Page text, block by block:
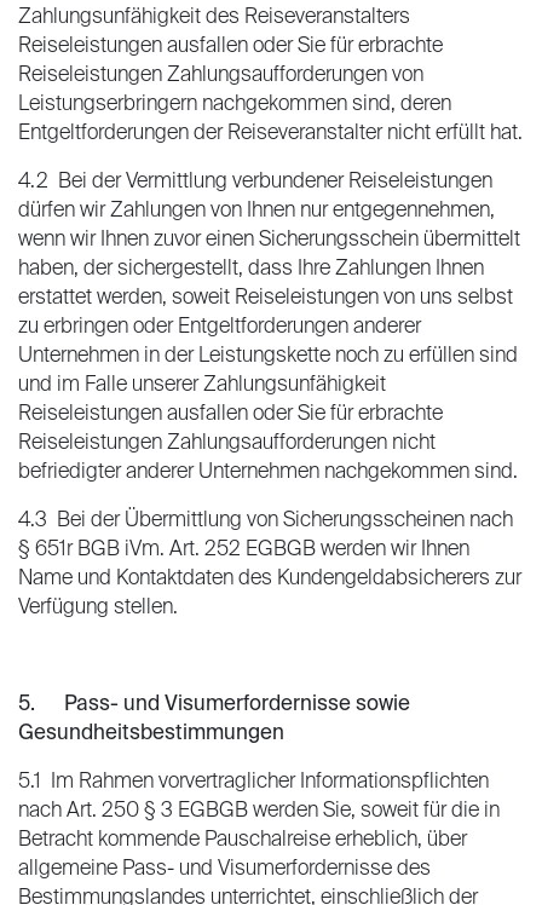
Zahlungsunfähigkeit des Reiseveranstalters
Reiseleistungen ausfallen oder Sie für erbrachte
Reiseleistungen Zahlungsaufforderungen von
Leistungserbringern nachgekommen sind, deren
Entgeltforderungen der Reiseveranstalter nicht erfüllt hat.
4.2 Bei der Vermittlung verbundener Reiseleistungen
dürfen wir Zahlungen von Ihnen nur entgegennehmen,
wenn wir Ihnen zuvor einen Sicherungsschein übermittelt
haben, der sichergestellt, dass Ihre Zahlungen Ihnen
erstattet werden, soweit Reiseleistungen von uns selbst
zu erbringen oder Entgeltforderungen anderer
Unternehmen in der Leistungskette noch zu erfüllen sind
und im Falle unserer Zahlungsunfähigkeit
Reiseleistungen ausfallen oder Sie für erbrachte
Reiseleistungen Zahlungsaufforderungen nicht
befriedigter anderer Unternehmen nachgekommen sind.
4.3 Bei der Übermittlung von Sicherungsscheinen nach
§ 651r BGB iVm. Art. 252 EGBGB werden wir Ihnen
Name und Kontaktdaten des Kundengeldabsicherers zur
Verfügung stellen.
5. Pass- und Visumerfordernisse sowie
Gesundheitsbestimmungen
5.1 Im Rahmen vorvertraglicher Informationspflichten
nach Art. 250 § 3 EGBGB werden Sie, soweit für die in
Betracht kommende Pauschalreise erheblich, über
allgemeine Pass- und Visumerfordernisse des
Bestimmungslandes unterrichtet, einschließlich der